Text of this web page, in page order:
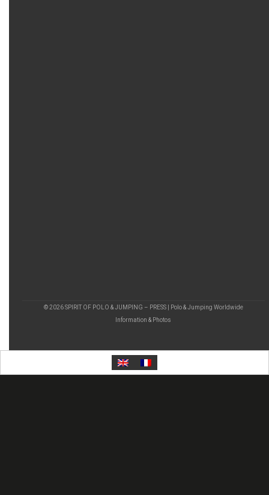
© 2026 SPIRIT OF POLO & JUMPING – PRESS | Polo & Jumping Worldwide
Information & Photos